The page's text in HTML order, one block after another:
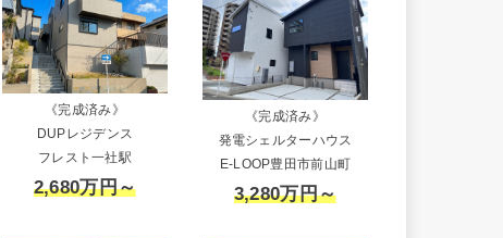
《完成済み》
DUPレジデンス
フレスト一社駅
2,680万円～
《完成済み》
発電シェルターハウス
E-LOOP豊田市前山町
3,280万円～